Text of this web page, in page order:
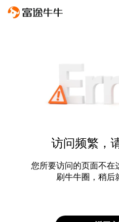
访问频繁，
您所要访问的页面不在
刷牛牛圈，稍后